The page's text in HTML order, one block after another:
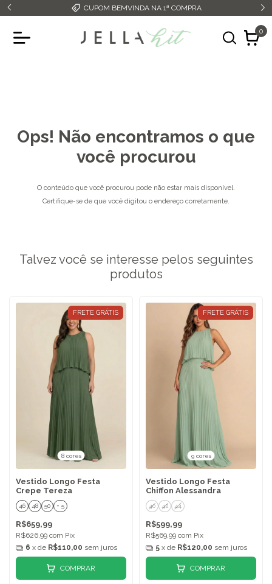
1ª COMPRA FRETE GRÁTIS ACIMA DE
0
Ops! Não encontramos o que
você procurou
O conteúdo que você procurou pode não estar mais disponível.
Certifique-se de que você digitou o endereço corretamente.
Talvez você se interesse pelos seguintes
produtos
FRETE GRÁTIS
8 cores
Vestido Longo Festa
Crepe Tereza
46 48 50 + 5
R$659,99
R$626,99 com Pix
6 x de R$110,00 sem juros
COMPRAR
FRETE GRÁTIS
9 cores
Vestido Longo Festa
Chiffon Alessandra
40 42 44
R$599,99
R$569,99 com Pix
5 x de R$120,00 sem juros
COMPRAR